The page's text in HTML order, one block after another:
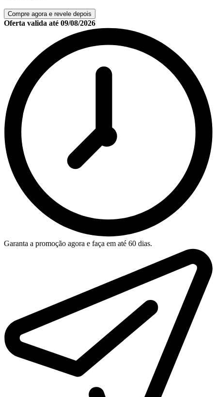
Compre agora e revele depois
Oferta valida até 09/08/2026
Garanta a promoção agora e faça em até 60 dias.